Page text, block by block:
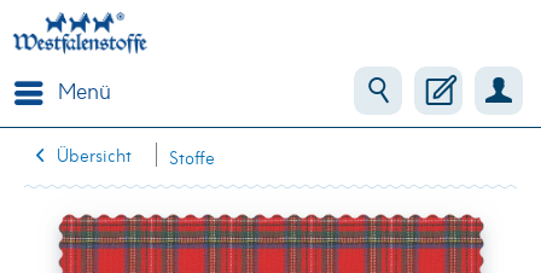
Menü
Übersicht Stoffe